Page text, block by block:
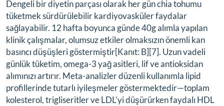
Dengeli bir diyetin parçası olarak her gün chia tohumu
tüketmek sürdürülebilir kardiyovasküler faydalar
sağlayabilir. 12 hafta boyunca günde 40g alımla yapılan
klinik çalışmalar, olumsuz etkiler olmaksızın önemli kan
basıncı düşüşleri göstermiştir[Kanıt: B][7]. Uzun vadeli
günlük tüketim, omega-3 yağ asitleri, lif ve antioksidan
alımınızı artırır. Meta-analizler düzenli kullanımla lipid
profillerinde tutarlı iyileşmeler göstermektedir—toplam
kolesterol, trigliseritler ve LDL'yi düşürürken faydalı HDL